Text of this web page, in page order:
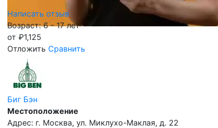
Написать отзыв
Возраст: 6 - 17 лет
от ₽1,125
Отложить Сравнить
Биг Бэн
Местоположение
Адрес: г. Москва, ул. Миклухо-Маклая, д. 22